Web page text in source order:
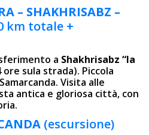
– SHAKHRISABZ –
km totale +
a Shakhrisabz “la
ore sula strada). Piccola
Visita alle
antica e gloriosa città, con
(escursione)